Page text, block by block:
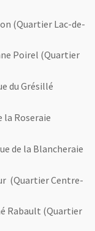
(Quartier Lac-de-
Poirel (Quartier
du Grésillé
la Roseraie
de la Blancheraie
(Quartier Centre-
Rabault (Quartier